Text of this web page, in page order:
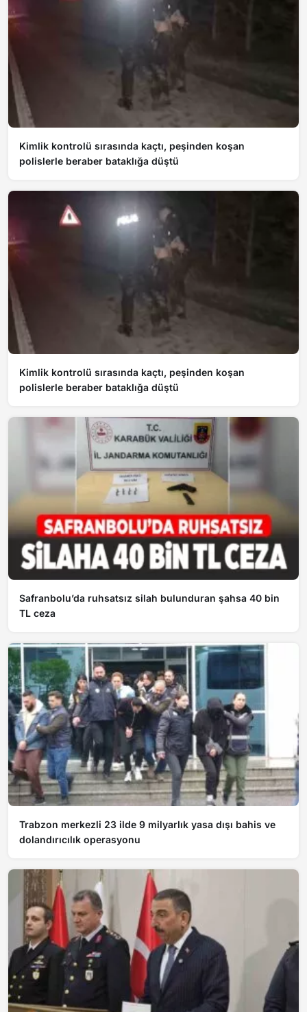
Kimlik kontrolü sırasında kaçtı, peşinden koşan
polislerle beraber bataklığa düştü
Kimlik kontrolü sırasında kaçtı, peşinden koşan
polislerle beraber bataklığa düştü
Safranbolu’da ruhsatsız silah bulunduran şahsa 40 bin
TL ceza
Trabzon merkezli 23 ilde 9 milyarlık yasa dışı bahis ve
dolandırıcılık operasyonu